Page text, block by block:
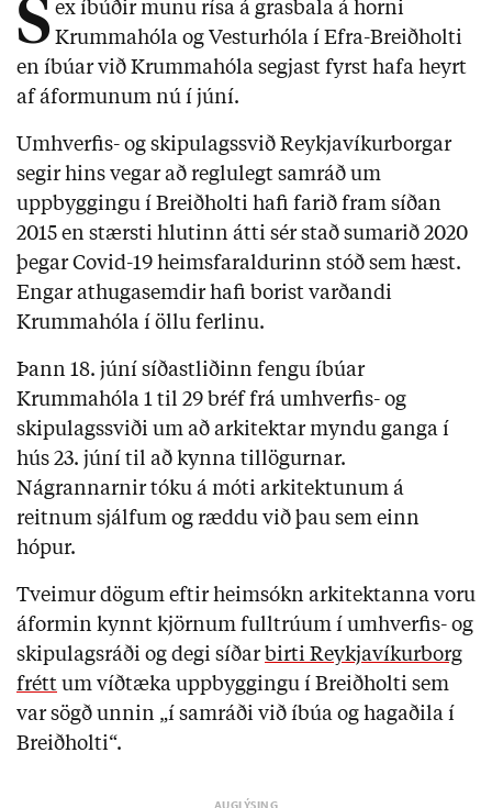
S ex íbúðir munu rísa á grasbala á horni
Krummahóla og Vesturhóla í Efra-Breiðholti
en íbúar við Krummahóla segjast fyrst hafa heyrt
af áformunum nú í júní.
Umhverfis- og skipulagssvið Reykjavíkurborgar
segir hins vegar að reglulegt samráð um
uppbyggingu í Breiðholti hafi farið fram síðan
2015 en stærsti hlutinn átti sér stað sumarið 2020
þegar Covid-19 heimsfaraldurinn stóð sem hæst.
Engar athugasemdir hafi borist varðandi
Krummahóla í öllu ferlinu.
Þann 18. júní síðastliðinn fengu íbúar
Krummahóla 1 til 29 bréf frá umhverfis- og
skipulagssviði um að arkitektar myndu ganga í
hús 23. júní til að kynna tillögurnar.
Nágrannarnir tóku á móti arkitektunum á
reitnum sjálfum og ræddu við þau sem einn
hópur.
Tveimur dögum eftir heimsókn arkitektanna voru
áformin kynnt kjörnum fulltrúum í umhverfis- og
skipulagsráði og degi síðar birti Reykjavíkurborg
frétt um víðtæka uppbyggingu í Breiðholti sem
var sögð unnin „í samráði við íbúa og hagaðila í
Breiðholti“.